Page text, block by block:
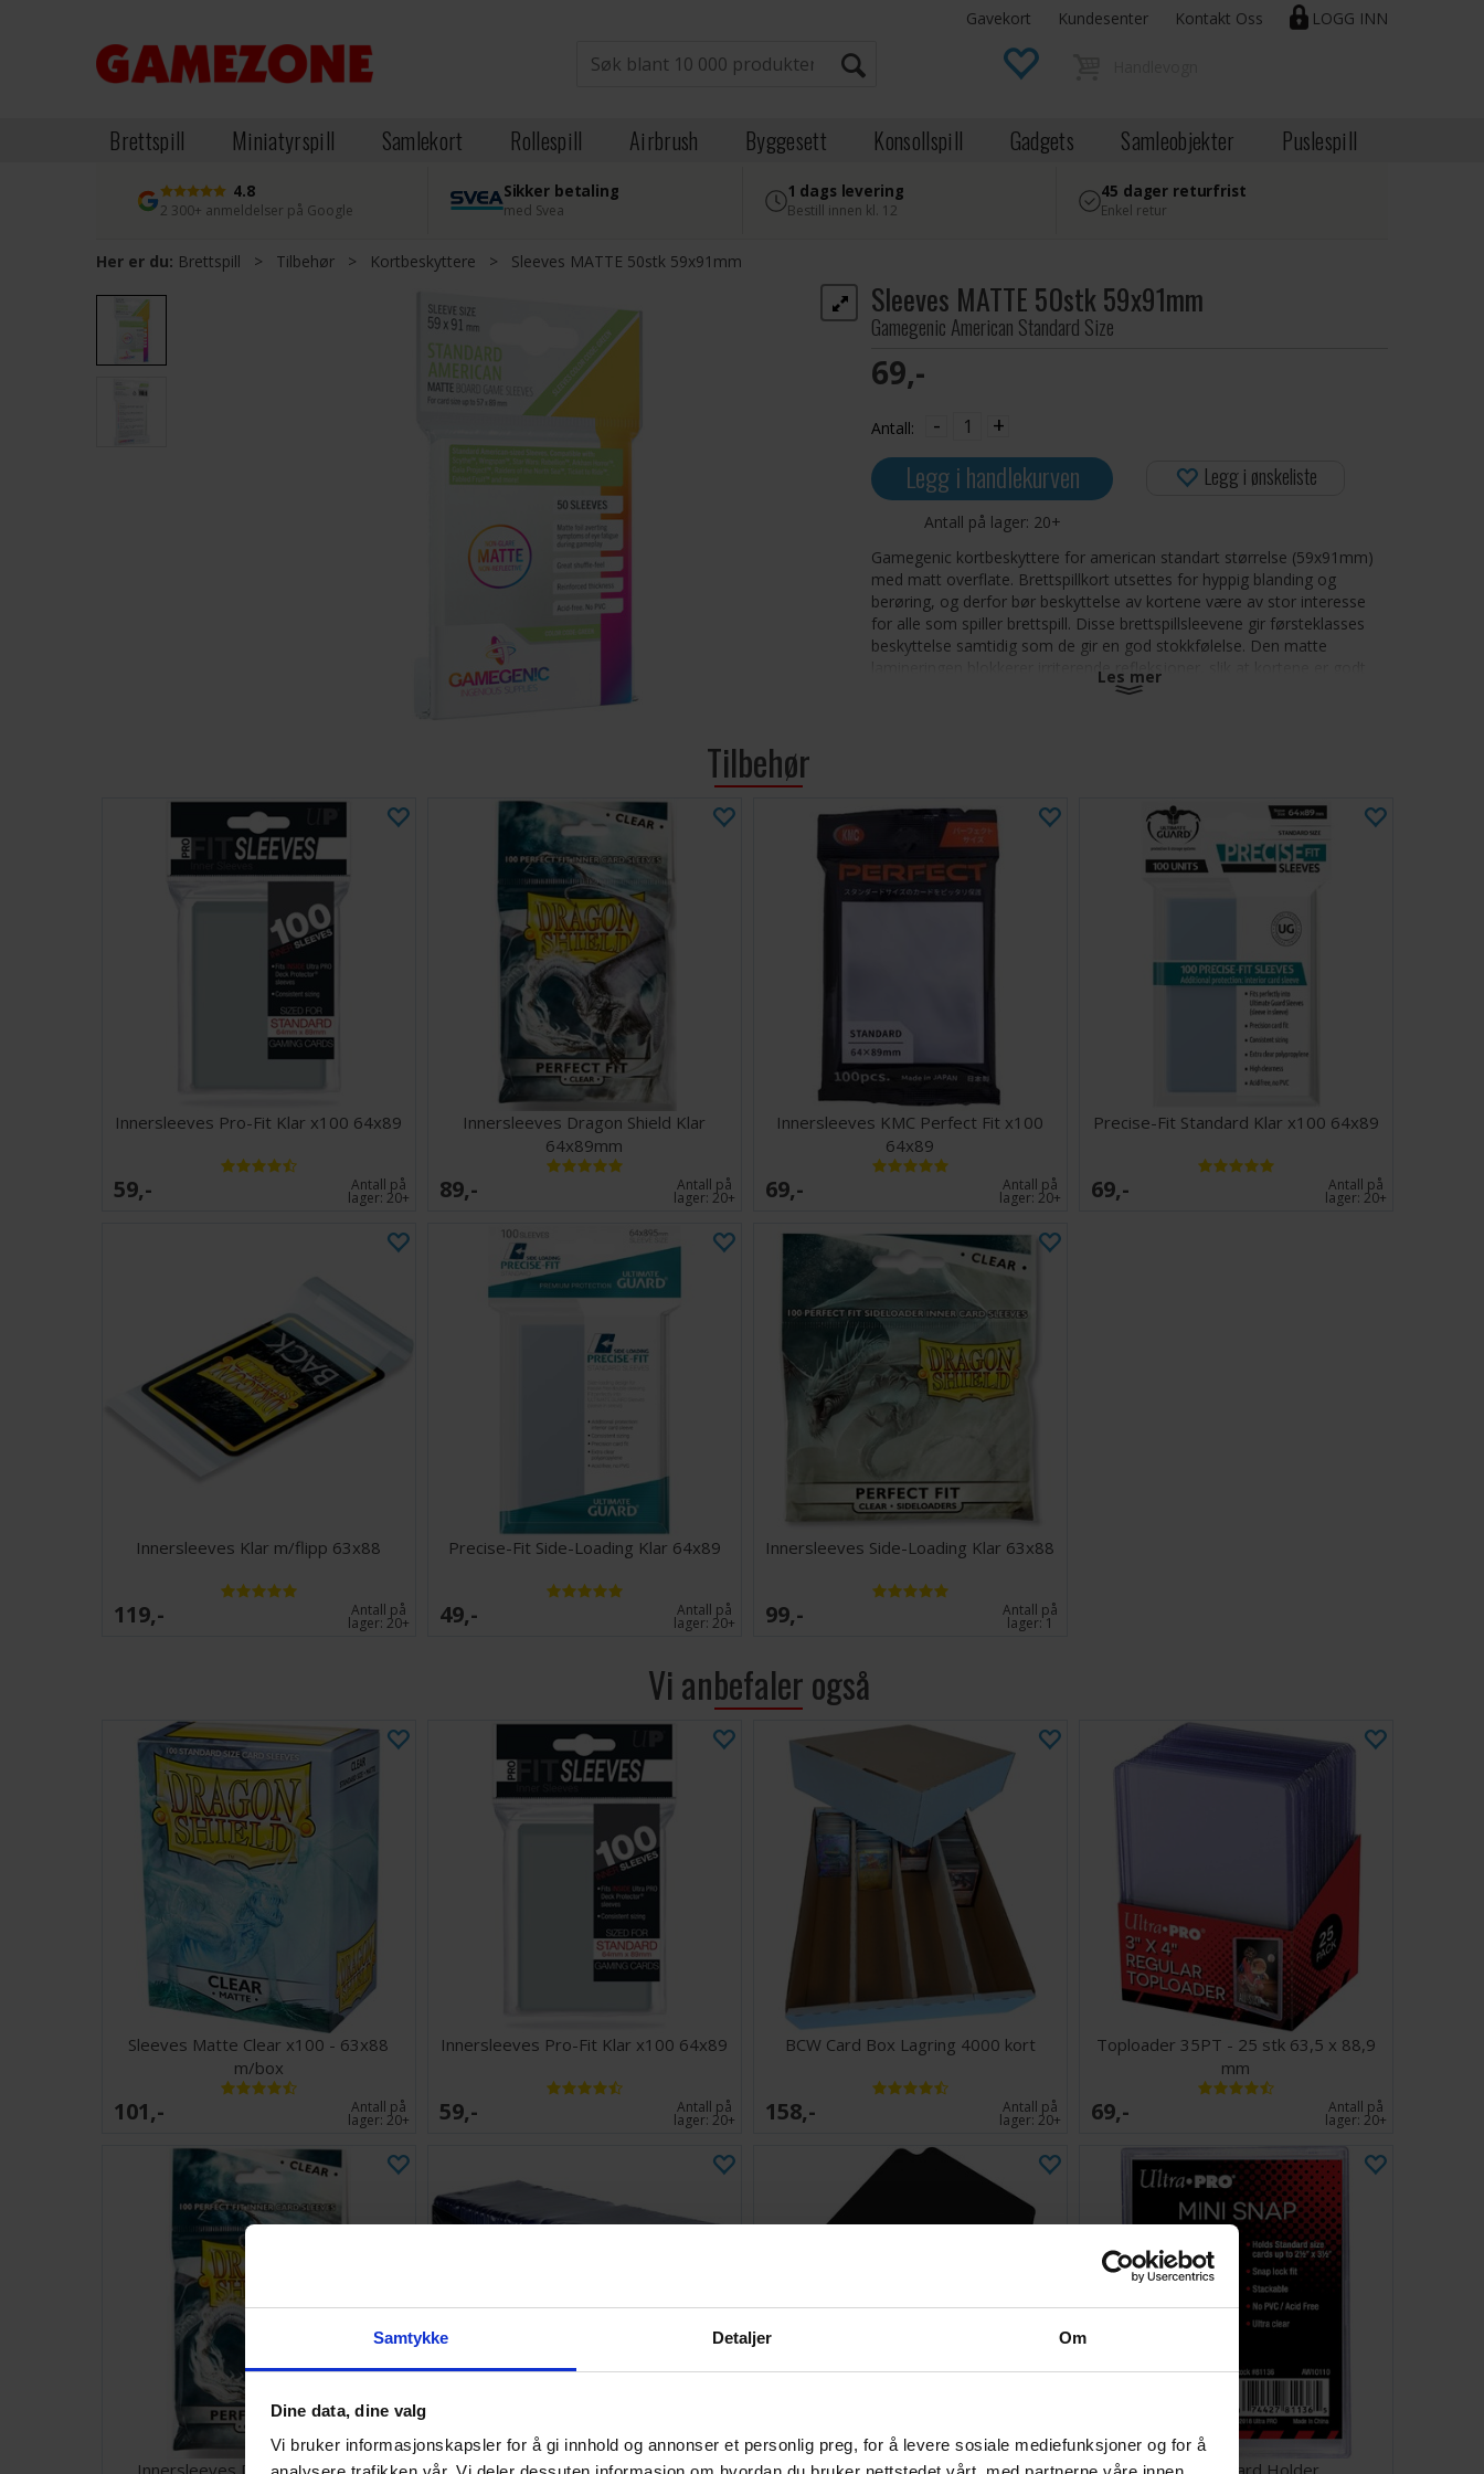
Samtykke Detaljer Om
Dine data, dine valg
Vi bruker informasjonskapsler for å gi innhold og annonser et personlig preg, for å levere sosiale mediefunksjoner og for å
LOGG INN
Gavekort Kundesenter Kontakt Oss
Brettspill Miniatyrspill Samlekort Rollespill Airbrush Byggesett Konsollspill Gadgets Samleobjekter Puslespill
4.8
2 300+ anmeldelser på Google
Sikker betaling
med Svea
1 dags levering
Bestill innen kl. 12
45 dager returfrist
Enkel retur
Her er du: Brettspill > Tilbehør > Kortbeskyttere > Sleeves MATTE 50stk 59x91mm
Sleeves MATTE 50stk 59x91mm
Gamegenic American Standard Size
69,-
Antall: - +
Legg i handlekurven
Antall på lager: 20+
Legg i ønskeliste
Gamegenic kortbeskyttere for american standart størrelse (59x91mm)
med matt overflate. Brettspillkort utsettes for hyppig blanding og
berøring, og derfor bør beskyttelse av kortene være av stor interesse
for alle som spiller brettspill. Disse brettspillsleevene gir førsteklasses
beskyttelse samtidig som de gir en god stokkfølelse. Den matte
lamineringen blokkerer irriterende refleksjoner, slik at kortene er godt
synlige fra alle vinkler og du unngår symptomer på tretthet i øynene
De velkjente og etablerte fargekodene fra Fantasy Flight Games er
videreført i denne produktserien. Spillerne vil kjenne igjen det velprøvde
fargesystemet og finne nye størrelser med nye fargekoder.
Matt bak- og forside for god synlighet, noe som forebygger
Forhindrer bøyde hjørner, riper og skader som følge av
Forsterket tykkelse, svært sterke sleeves
Les mer
Tilbehør
Innersleeves Pro-Fit Klar x100 64x89
59,- Antall på
lager:20+
Innersleeves Dragon Shield Klar
64x89mm
89,- Antall på
lager:20+
Innersleeves KMC Perfect Fit x100
64x89
69,- Antall på
lager:20+
Precise-Fit Standard Klar x100 64x89
69,- Antall på
lager:20+
Innersleeves Klar m/flipp 63x88
119,- Antall på
lager:20+
Precise-Fit Side-Loading Klar 64x89
49,- Antall på
lager:20+
Innersleeves Side-Loading Klar 63x88
99,- Antall på
lager:1
Vi anbefaler også
Sleeves Matte Clear x100 - 63x88
m/box
101,- Antall på
lager:20+
Innersleeves Pro-Fit Klar x100 64x89
59,- Antall på
lager:20+
BCW Card Box Lagring 4000 kort
158,- Antall på
lager:20+
Toploader 35PT - 25 stk 63,5 x 88,9
mm
69,- Antall på
lager:20+
Innersleeves Dragon Shield Klar
Toploader 35PT - 100 stk 63,5 x 88,9
Card Dividers x10 Svart Mini Snap Card Holder